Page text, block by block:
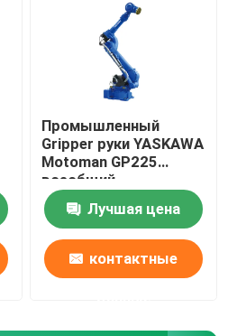
Промышленный
Gripper руки YASKAWA
Motoman GP225
всеобщий
робототехнический
для Palletizing
регулируя робота
Лучшая цена
контактные